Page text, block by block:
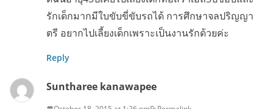
รักเด็กมากมีใบขับขี่ขับรถได้ การศึกษาจลปริญญา
ตรี อยากไปเลี้ยงเด็กเพราะเป็นงานรักด้วยค่ะ
Reply
Suntharee kanawapee